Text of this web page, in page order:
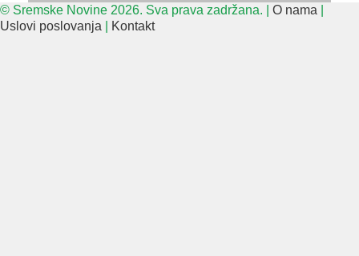
© Sremske Novine 2026. Sva prava zadržana. | O nama
Uslovi poslovanja
Kontakt